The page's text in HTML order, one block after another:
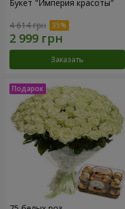
Букет "Империя красоты"
4 614 грн
Заказать